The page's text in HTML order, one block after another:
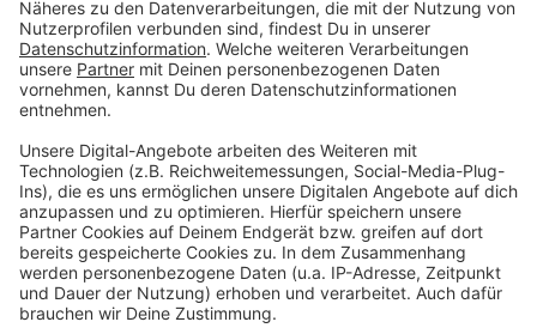
Anzeige
Erwartungen oft maßlos
Anzeige
Die Erwartungen der Arbeitgeber*innen an die
Erreichbarkeit der Mitarbeiter im Homeoffice und bei
mobiler Arbeit sind oft völlig übertrieben und maßlos.
Nach deutschem und europäischem Recht ist